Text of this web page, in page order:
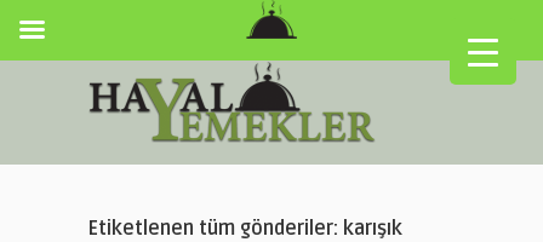
Etiketlenen tüm gönderiler: karışık